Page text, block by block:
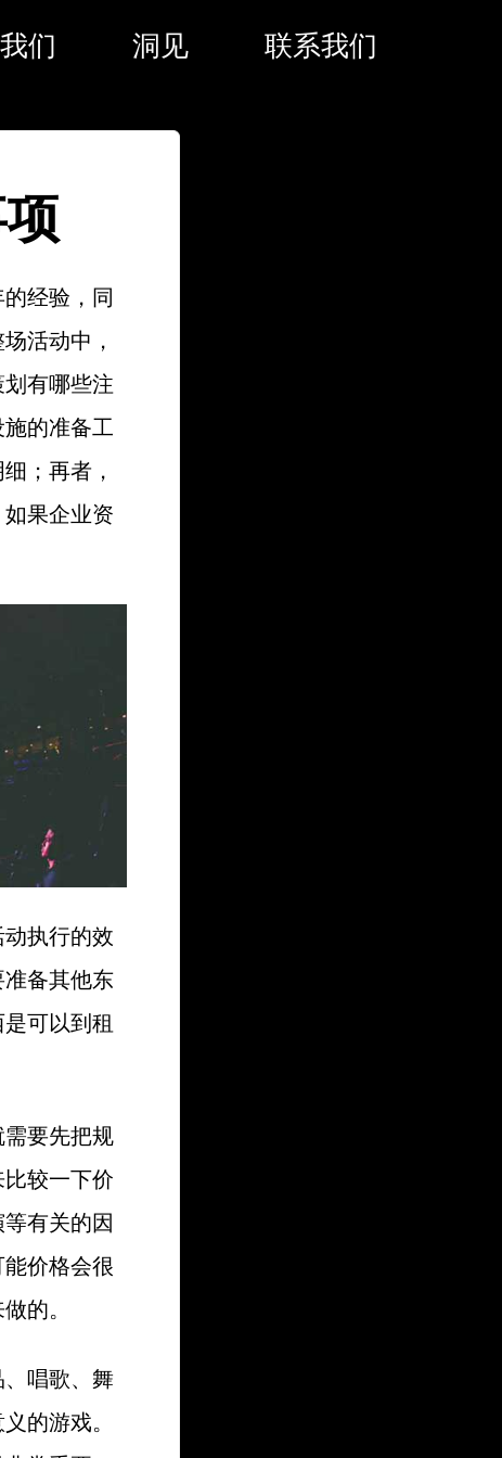
们 洞见 联系我们
经验，同
活动中，
有哪些注
的准备工
；再者，
果企业资
执行的效
备其他东
可以到租
要先把规
较一下价
有关的因
价格会很
的。
唱歌、舞
的游戏。